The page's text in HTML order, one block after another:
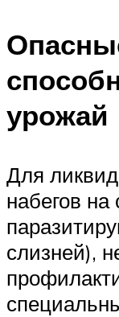
урожай
Для
набегов на
слизней),